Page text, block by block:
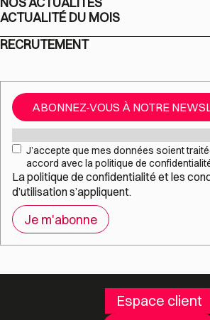
ACTUALITÉ DU MOIS
RECRUTEMENT
ABONNEZ-VOUS À NOTRE
RGPD*
J’accepte que mes données soient
accord avec la politique de
Lapolitique de confidentialité et les
d’utilisations’appliquent.
Espace client